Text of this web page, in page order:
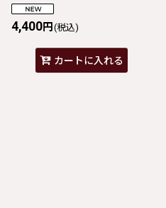
4,400円 (税込)
カートに入れる